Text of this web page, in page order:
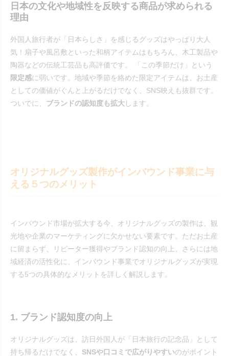
日本の文化や地域性を反映する商品が求められる
理由
外国人旅行者が「日本らしさ」を感じるグッズはやっぱり大人
気！扇子や風呂敷といった和柄アイテムはもちろん、木工製品や
陶器などの伝統工芸品も高評価です。 「この季節だけ」という
限定感に弱いです。地域や季節を絡めた限定アイテムは、お土産
としての価値がぐんと上がるだけでなく、SNS映えも抜群です。
ついでに、 ブランドの認知度も拡大します。
オリジナルグッズ製作がインバウンド事業に与
える５つのメリット
インバウンド市場が拡大する今、オリジナルグッズの製作は、観
光地や企業のマーケティングに欠かせない要素です。ただお土産
に留まらず、リピーター獲得やブランド認知の向上、さらには地
域経済の活性化に、インバウンド事業でオリジナルグッズが実現
する5つの具体的なメリットを詳しく解説します。
1. ブランド認知度の向上
オリジナルグッズは、訪日外国人が「日本旅行の記念品」として
持ち帰るだけでなく、 SNSや口コミで広がりやすいのがポイント